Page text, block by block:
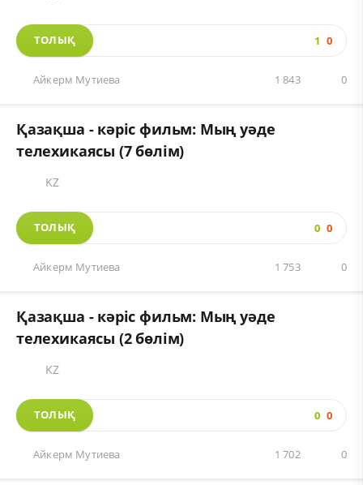
ТОЛЫҚ 1 0
Айкерм Мутиева 0
1 843
Қазақша - кәріс фильм: Мың уәде
телехикаясы (7 бөлім)
KZ
ТОЛЫҚ 0 0
Айкерм Мутиева 0
1 753
Қазақша - кәріс фильм: Мың уәде
телехикаясы (2 бөлім)
KZ
ТОЛЫҚ 0 0
Айкерм Мутиева 0
1 702